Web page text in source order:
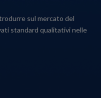
sul mercato del
standard qualitativi nelle